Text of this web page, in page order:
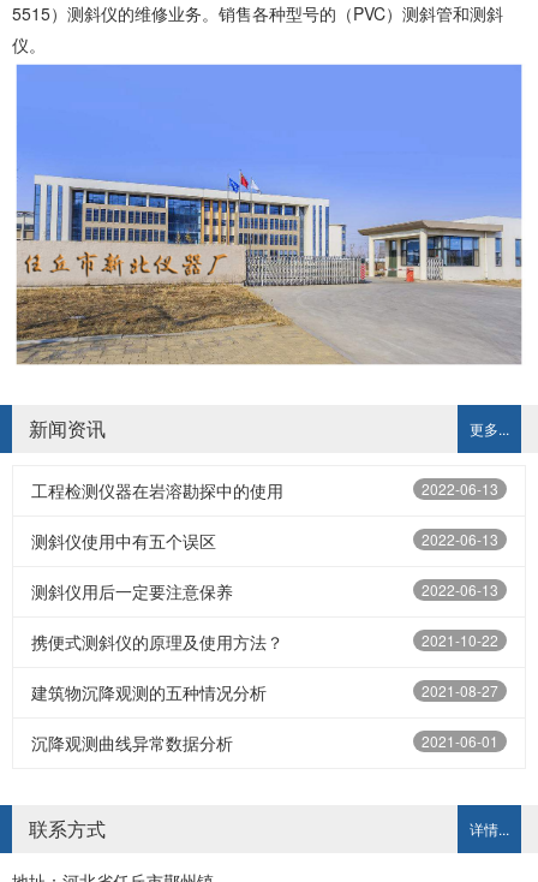
5515）测斜仪的维修业务。销售各种型号的（PVC）测斜管和测斜
仪。
更多...
新闻资讯
2022-06-13
工程检测仪器在岩溶勘探中的使用
2022-06-13
测斜仪使用中有五个误区
2022-06-13
测斜仪用后一定要注意保养
2021-10-22
携便式测斜仪的原理及使用方法？
2021-08-27
建筑物沉降观测的五种情况分析
2021-06-01
沉降观测曲线异常数据分析
详情...
联系方式